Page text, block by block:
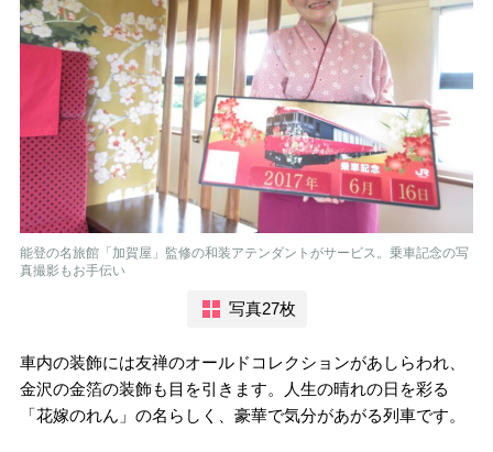
能登の名旅館「加賀屋」監修の和装アテンダントがサービス。乗車記念の写
真撮影もお手伝い
写真27枚
車内の装飾には友禅のオールドコレクションがあしらわれ、
金沢の金箔の装飾も目を引きます。人生の晴れの日を彩る
「花嫁のれん」の名らしく、豪華で気分があがる列車です。